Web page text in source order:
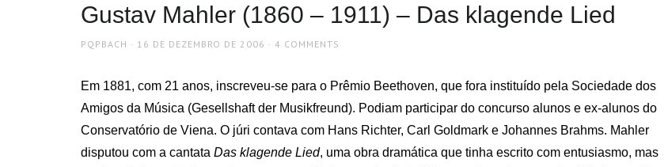
Gustav Mahler (1860 – 1911) – Das klagende Lied
AUTHOR
PQPBACH
POSTED
16 DE DEZEMBRO DE 2006 4 COMMENTS
Em 1881, com 21 anos, inscreveu-se para o Prêmio Beethoven, que fora instituído pela Sociedade dos
Amigos da Música (Gesellshaft der Musikfreund). Podiam participar do concurso alunos e ex-alunos do
Conservatório de Viena. O júri contava com Hans Richter, Carl Goldmark e Johannes Brahms. Mahler
disputou com a cantata Das klagende Lied, uma obra dramática que tinha escrito com entusiasmo, mas